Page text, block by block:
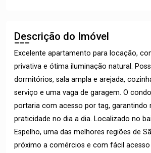
Descrição do Imóvel
Excelente apartamento para locação,
privativa e ótima iluminação natural.
dormitórios, sala ampla e arejada,
serviço e uma vaga de garagem. O
portaria com acesso por tag, garantindo
praticidade no dia a dia. Localizado no
Espelho, uma das melhores regiões de
próximo a comércios e com fácil acesso